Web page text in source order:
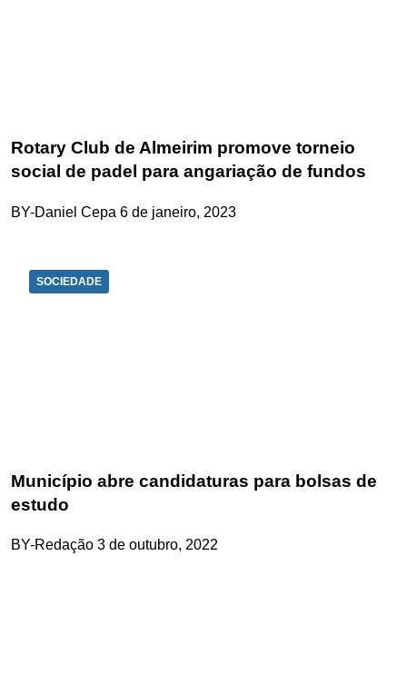
Rotary Club de Almeirim promove torneio
social de padel para angariação de fundos
BY-Daniel Cepa 6 de janeiro, 2023
SOCIEDADE
Município abre candidaturas para bolsas de
estudo
BY-Redação 3 de outubro, 2022